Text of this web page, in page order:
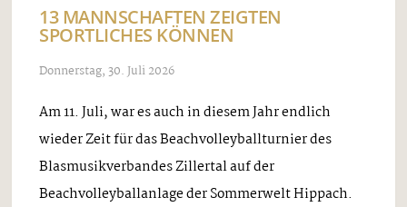
13 MANNSCHAFTEN ZEIGTEN
SPORTLICHES KÖNNEN
Donnerstag, 30. Juli 2026
Am 11. Juli, war es auch in diesem Jahr endlich
wieder Zeit für das Beachvolleyballturnier des
Blasmusikverbandes Zillertal auf der
Beachvolleyballanlage der Sommerwelt Hippach.